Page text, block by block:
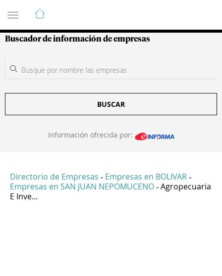
Guía de Empresas Colombianas
Buscador de información de empresas
BUSCAR
Información ofrecida por:
Directorio de Empresas - Empresas en BOLIVAR -
Empresas en SAN JUAN NEPOMUCENO - Agropecuaria
E Inve...